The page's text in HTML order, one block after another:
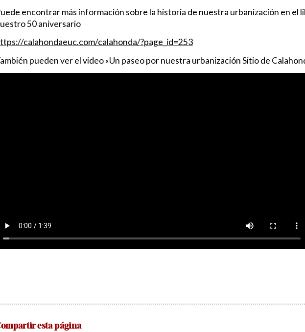
encontrar más información sobre la historia de nuestra urbanización en el
50 aniversario
calahondaeuc.com/calahonda/?page_id=253
pueden ver el video «Un paseo por nuestra urbanización Sitio de
esta página